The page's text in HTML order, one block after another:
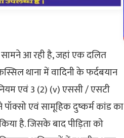
आ रही है, जहां एक दलित
थाना में वादिनी के फर्दबयान
एवं 3 (2) (v) एससी / एसटी
पॉक्सो एवं सामूहिक दुष्कर्म कांड का
है. जिसके बाद पीड़िता को